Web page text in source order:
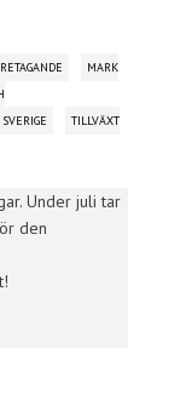
MARK
TILLVÄXT
Under juli tar
den